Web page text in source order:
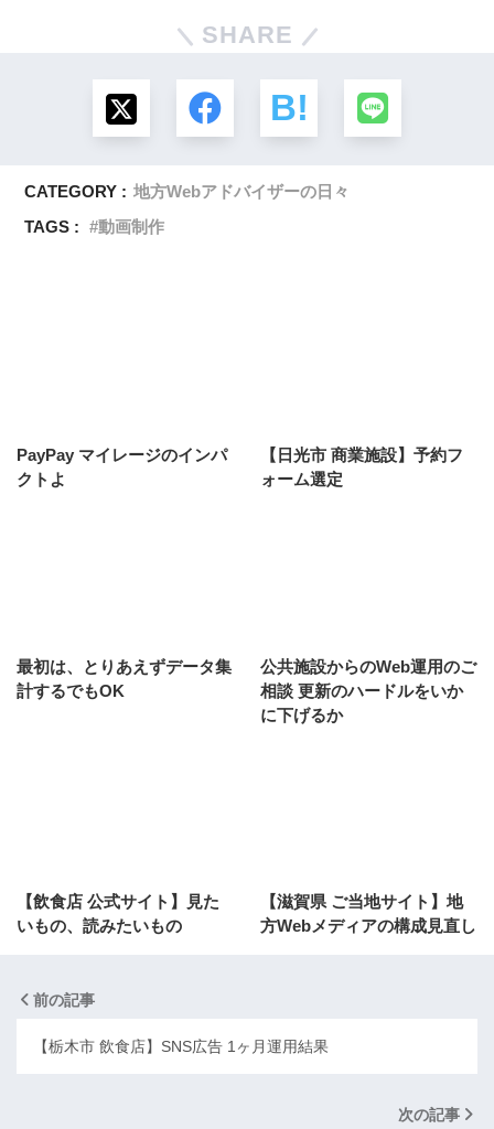
SHARE
CATEGORY : 地方Webアドバイザーの日々
TAGS :
動画制作
PayPay マイレージのインパ
クトよ
【日光市 商業施設】予約フ
ォーム選定
最初は、とりあえずデータ集
計するでもOK
公共施設からのWeb運用のご
相談 更新のハードルをいか
に下げるか
【飲食店 公式サイト】見た
いもの、読みたいもの
【滋賀県 ご当地サイト】地
方Webメディアの構成見直し
前の記事
【栃木市 飲食店】SNS広告 1ヶ月運用結果
次の記事